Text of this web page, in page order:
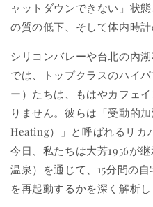
ャットダウンできない」状
の質の低下、そして体内時
シリコンバレーや台北の內
では、トップクラスのハイ
ー）たちは、もはやカフェ
りません。彼らは「受動的
Heating）」と呼ばれるリカ
今日、私たちは大芳1956が
温泉）を通じて、15分間の
を再起動するかを深く解析し